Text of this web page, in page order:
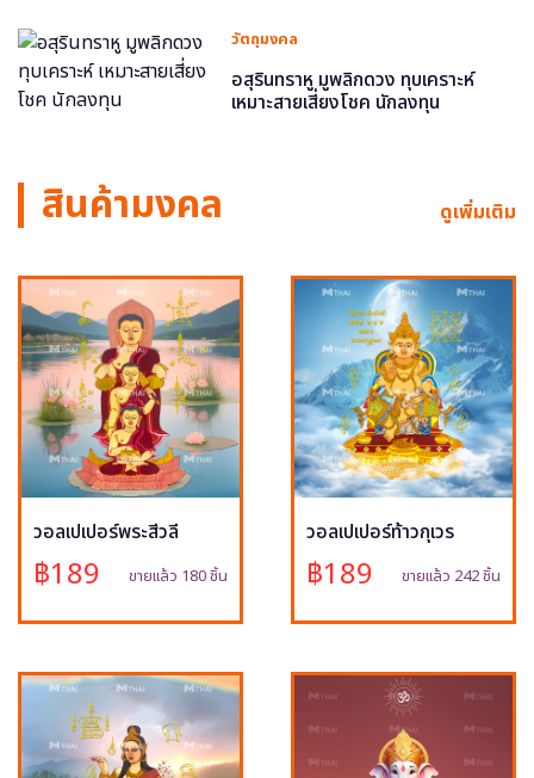
วัตถุมงคล
อสุรินทราหู มูพลิกดวง ทุบเคราะห์
เหมาะสายเสี่ยงโชค นักลงทุน
สินค้ามงคล ดูเพิ่มเติม
วอลเปเปอร์พระสีวลี
฿189 ขายแล้ว 180 ชิ้น
วอลเปเปอร์ท้าวกุเวร
฿189 ขายแล้ว 242 ชิ้น